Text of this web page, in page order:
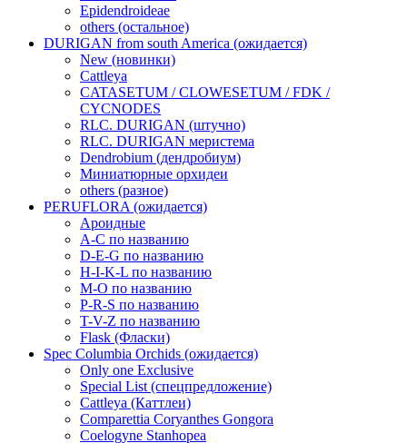
Epidendroideae
others (остальное)
DURIGAN from south America (ожидается)
New (новинки)
Cattleya
CATASETUM / CLOWESETUM / FDK /
CYCNODES
RLC. DURIGAN (штучно)
RLC. DURIGAN меристема
Dendrobium (дендробиум)
Миниатюрные орхидеи
others (разное)
PERUFLORA (ожидается)
Ароидные
A-C по названию
D-E-G по названию
H-I-K-L по названию
M-O по названию
P-R-S по названию
T-V-Z по названию
Flask (Фласки)
Spec Columbia Orchids (ожидается)
Only one Exclusive
Special List (спецпредложение)
Cattleya (Каттлеи)
Comparettia Coryanthes Gongora
Coelogyne Stanhopea